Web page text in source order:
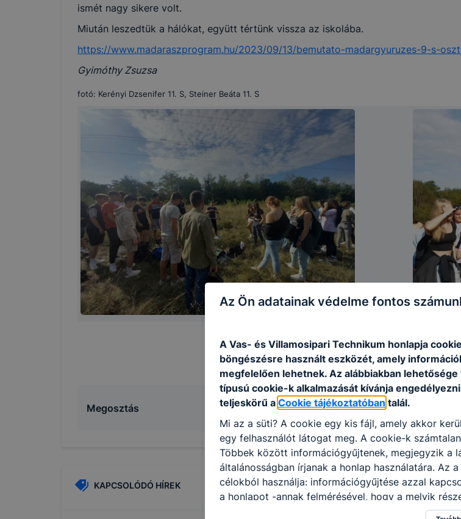
ismét nagy sikere volt.
Miután leszedtük a hálókat, együtt tértünk vissza az iskolába.
https://www.madaraszprogram.hu/2023/09/13/bemutato-madargyuruzes-9-s-
Gyimóthy Zsuzsa
fotó: Kerényi Dzsenifer 11. S, Steiner Beáta 11. S
Megosztás
KAPCSOLÓDÓ HÍREK
Az Ön adatainak védelme fontos
A Vas- és Villamosipari Technikum honlapja
böngészésre használt eszközét, amely
megfelelően lehetnek. Az alábbiakban
típusú cookie-k alkalmazását kívánja
teljeskörű a Cookie tájékoztatóban talál.
Mi az a süti? A cookie egy kis fájl, amely akkor
egy felhasználót látogat meg. A cookie-k
Többek között információgyűjtenek, megjegyzik a
általánosságban írjanak a honlap használatára. Az
célokból használja: információgyűjtése azzal
a honlapot -annak felmérésével, hogy a melyik
legjobban, így megtudhatjuk, hogyan biztosítjuk